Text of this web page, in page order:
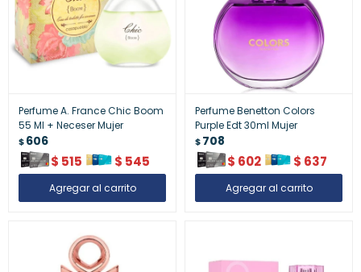
Perfume A. France Chic Boom
55 Ml + Neceser Mujer
$606
$ 515 $ 545
Perfume Benetton Colors
Purple Edt 30ml Mujer
$708
$ 602 $ 637